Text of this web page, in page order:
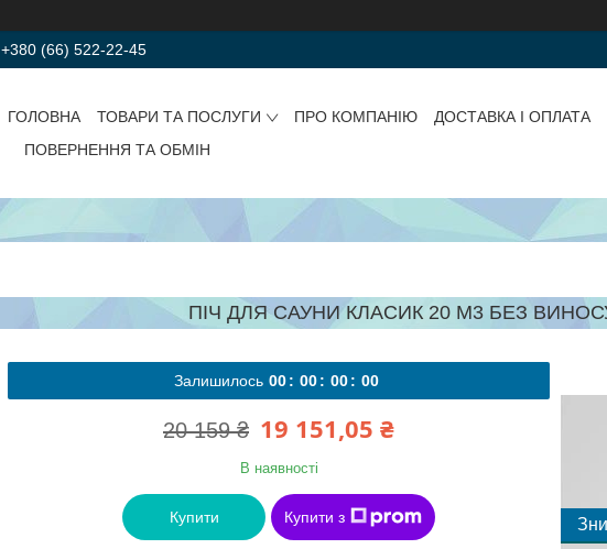
+380 (66) 522-22-45
ГОЛОВНА ТОВАРИ ТА ПОСЛУГИ ПРО КОМПАНІЮ ДОСТАВКА І ОПЛАТА
ПОВЕРНЕННЯ ТА ОБМІН
ПІЧ ДЛЯ САУНИ КЛАСИК 20 М3 БЕЗ
Залишилось 00 00 00 00
20 159 ₴ 19 151,05 ₴
В наявності
Купити Купити з